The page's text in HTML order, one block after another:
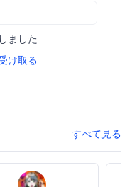
ました
け取る
すべて見る